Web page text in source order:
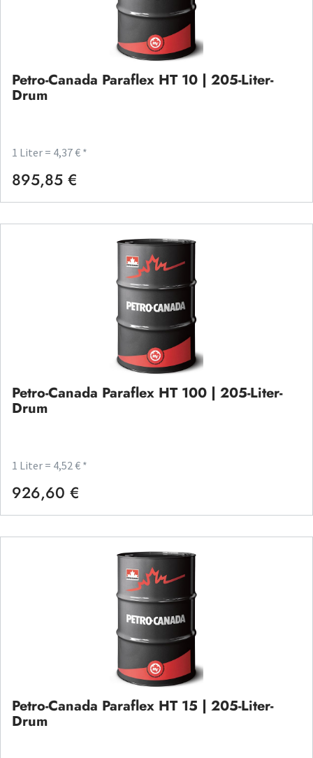
Petro-Canada Paraflex HT 10 | 205-Liter-
Drum
1 Liter = 4,37 € *
Regulärer Preis:
895,85 €
Petro-Canada Paraflex HT 100 | 205-Liter-
Drum
1 Liter = 4,52 € *
Regulärer Preis:
926,60 €
Petro-Canada Paraflex HT 15 | 205-Liter-
Drum